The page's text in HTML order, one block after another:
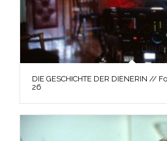
DIE GESCHICHTE DER DIENERIN //
26